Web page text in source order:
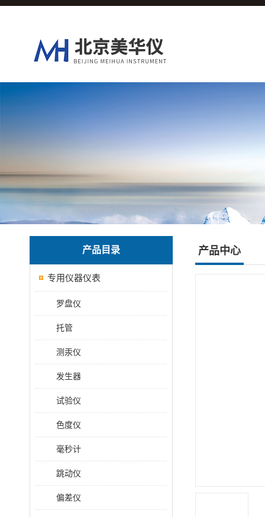
产品目录
专用仪器仪表
罗盘仪
托管
测汞仪
发生器
试验仪
色度仪
毫秒计
跳动仪
偏差仪
产品中心